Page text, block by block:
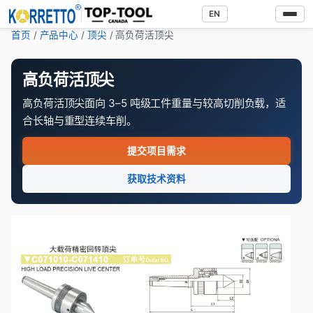
EN
首页 / 产品中心 / 顶尖 / 高负荷活顶尖
高负荷活顶尖
高负荷活顶尖面向 3–5 吨级工件重量与较高切削负载，适
合长轴与重型连续车削。
提交项目需求
获取技术资料